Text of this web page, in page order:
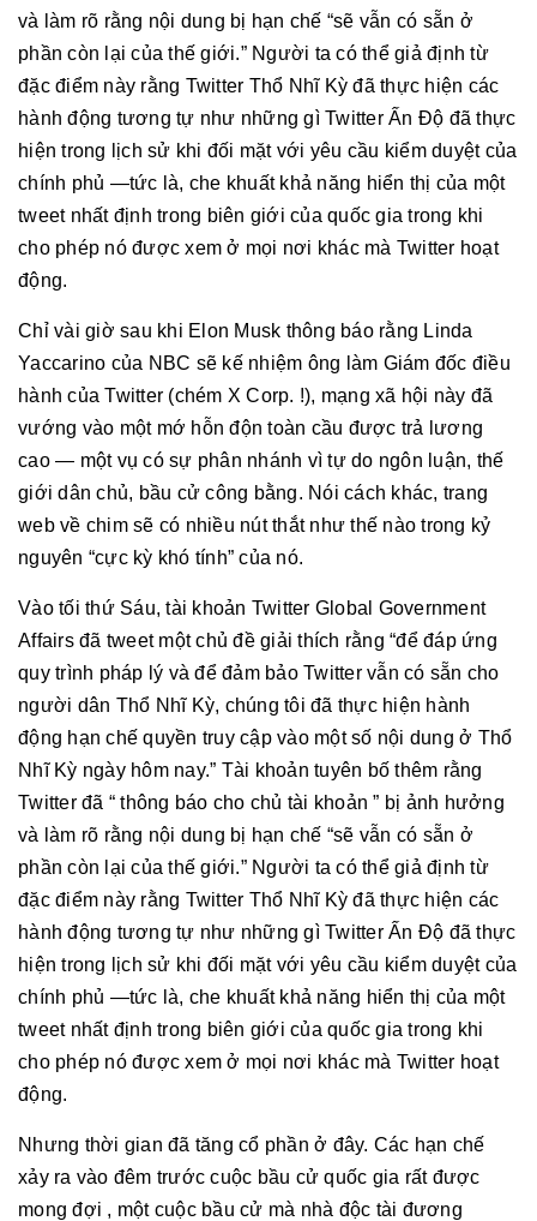
và làm rõ rằng nội dung bị hạn chế “sẽ vẫn có sẵn ở
phần còn lại của thế giới.” Người ta có thể giả định từ
đặc điểm này rằng Twitter Thổ Nhĩ Kỳ đã thực hiện các
hành động tương tự như những gì Twitter Ấn Độ đã thực
hiện trong lịch sử khi đối mặt với yêu cầu kiểm duyệt của
chính phủ —tức là, che khuất khả năng hiển thị của một
tweet nhất định trong biên giới của quốc gia trong khi
cho phép nó được xem ở mọi nơi khác mà Twitter hoạt
động.
Chỉ vài giờ sau khi Elon Musk thông báo rằng Linda
Yaccarino của NBC sẽ kế nhiệm ông làm Giám đốc điều
hành của Twitter (chém X Corp. !), mạng xã hội này đã
vướng vào một mớ hỗn độn toàn cầu được trả lương
cao — một vụ có sự phân nhánh vì tự do ngôn luận, thế
giới dân chủ, bầu cử công bằng. Nói cách khác, trang
web về chim sẽ có nhiều nút thắt như thế nào trong kỷ
nguyên “cực kỳ khó tính” của nó.
Vào tối thứ Sáu, tài khoản Twitter Global Government
Affairs đã tweet một chủ đề giải thích rằng “để đáp ứng
quy trình pháp lý và để đảm bảo Twitter vẫn có sẵn cho
người dân Thổ Nhĩ Kỳ, chúng tôi đã thực hiện hành
động hạn chế quyền truy cập vào một số nội dung ở Thổ
Nhĩ Kỳ ngày hôm nay.” Tài khoản tuyên bố thêm rằng
Twitter đã “ thông báo cho chủ tài khoản ” bị ảnh hưởng
và làm rõ rằng nội dung bị hạn chế “sẽ vẫn có sẵn ở
phần còn lại của thế giới.” Người ta có thể giả định từ
đặc điểm này rằng Twitter Thổ Nhĩ Kỳ đã thực hiện các
hành động tương tự như những gì Twitter Ấn Độ đã thực
hiện trong lịch sử khi đối mặt với yêu cầu kiểm duyệt của
chính phủ —tức là, che khuất khả năng hiển thị của một
tweet nhất định trong biên giới của quốc gia trong khi
cho phép nó được xem ở mọi nơi khác mà Twitter hoạt
động.
Nhưng thời gian đã tăng cổ phần ở đây. Các hạn chế
xảy ra vào đêm trước cuộc bầu cử quốc gia rất được
mong đợi , một cuộc bầu cử mà nhà độc tài đương